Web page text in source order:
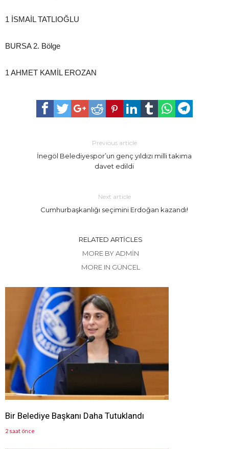
1 İSMAİL TATLIOĞLU
BURSA 2. Bölge
1 AHMET KAMİL EROZAN
Previous article
İnegöl Belediyespor’un genç yıldızı milli takıma
davet edildi
Next article
Cumhurbaşkanlığı seçimini Erdoğan kazandı!
RELATED ARTICLES
MORE BY ADMIN
MORE IN GÜNCEL
Bir Belediye Başkanı Daha Tutuklandı
2 saat önce